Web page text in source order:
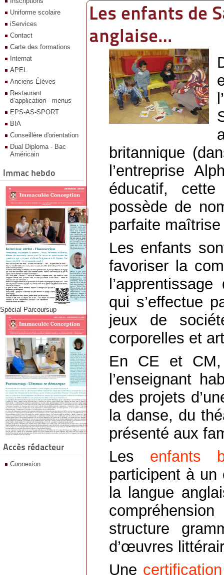
Uniforme scolaire
iServices
Contact
Carte des formations
Internat
APEL
Anciens Élèves
Restaurant
d’application - menus
EPS-AS-SPORT
BIA
Conseillère d'orientation
Dual Diploma - Bac
Américain
Immac hebdo
Spécial Parcoursup
Accès rédacteur
Connexion
Les enfants de
anglaise…
britannique
l’entreprise
éducatif, cette
possède de
parfaite
Les enfants
favoriser la
qui s’effectue
jeux de
corporelles et
En CE et CM,
l’enseignant
des projets
la danse, du
présenté aux
Les enfants
participent à un
la langue
structure
d’œuvres
Une